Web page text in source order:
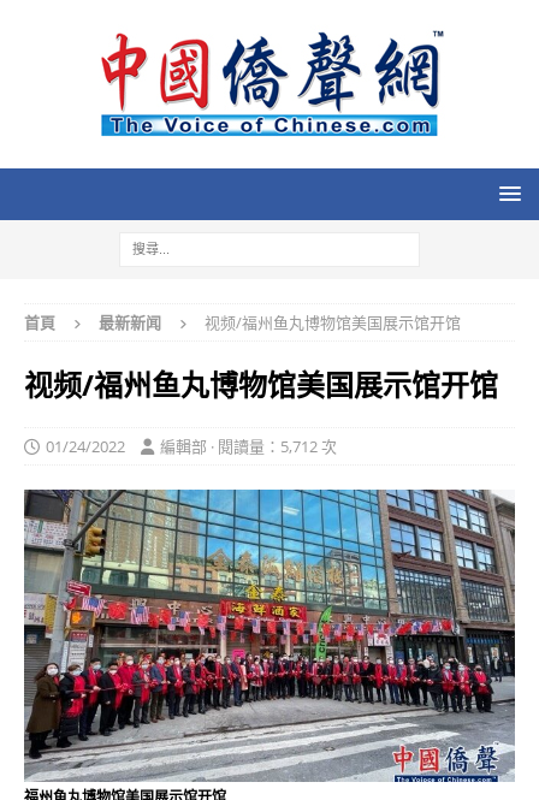
首頁 最新新闻 视频/福州鱼丸博物馆美国展示馆开馆
视频/福州鱼丸博物馆美国展示馆开馆
01/24/2022 編輯部 · 閱讀量：5,712 次